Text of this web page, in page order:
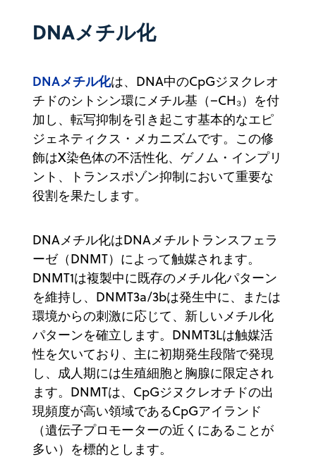
DNAメチル化
DNAメチル化は、DNA中のCpGジヌクレオ
チドのシトシン環にメチル基（–CH₃）を付
加し、転写抑制を引き起こす基本的なエピ
ジェネティクス・メカニズムです。この修
飾はX染色体の不活性化、ゲノム・インプリ
ント、トランスポゾン抑制において重要な
役割を果たします。
DNAメチル化はDNAメチルトランスフェラ
ーゼ（DNMT）によって触媒されます。
DNMT1は複製中に既存のメチル化パターン
を維持し、DNMT3a/3bは発生中に、または
環境からの刺激に応じて、新しいメチル化
パターンを確立します。DNMT3Lは触媒活
性を欠いており、主に初期発生段階で発現
し、成人期には生殖細胞と胸腺に限定され
ます。DNMTは、CpGジヌクレオチドの出
現頻度が高い領域であるCpGアイランド
（遺伝子プロモーターの近くにあることが
多い）を標的とします。